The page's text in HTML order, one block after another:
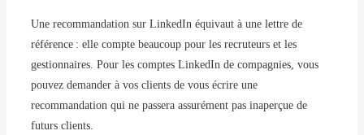
Une recommandation sur LinkedIn équivaut à une lettre de
référence : elle compte beaucoup pour les recruteurs et les
gestionnaires. Pour les comptes LinkedIn de compagnies, vous
pouvez demander à vos clients de vous écrire une
recommandation qui ne passera assurément pas inaperçue de
futurs clients.